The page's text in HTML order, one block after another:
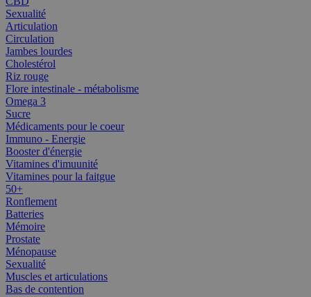
Sexualité
Articulation
Circulation
Jambes lourdes
Cholestérol
Riz rouge
Flore intestinale - métabolisme
Omega 3
Sucre
Médicaments pour le coeur
Immuno - Energie
Booster d'énergie
Vitamines d'imuunité
Vitamines pour la faitgue
50+
Ronflement
Batteries
Mémoire
Prostate
Ménopause
Sexualité
Muscles et articulations
Bas de contention